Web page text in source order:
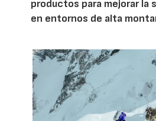
productos para mejorar la
en entornos de alta